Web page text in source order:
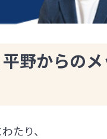
野からの
たり、